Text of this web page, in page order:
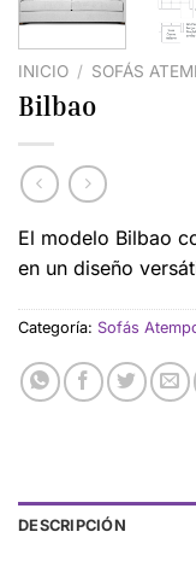
INICIO / SOFÁS
Bilbao
El modelo Bilbao
en un diseño
Categoría: Sofás
DESCRIPCIÓN